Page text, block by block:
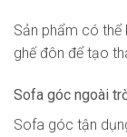
Sản phẩm có thể
ghế đôn để tạo
Sofa góc ngoài
Sofa góc tận